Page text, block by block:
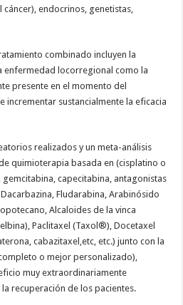
endocrinos, genetistas,
combinado incluyen la
locorregional como la
presente en el momento del
incrementar sustancialmente la eficacia
realizados y un meta-análisis
quimioterapia basada en (cisplatino o
capecitabina, antagonistas
Fludarabina, Arabinósido
Alcaloides de la vinca
Paclitaxel (Taxol®), Docetaxel
cabazitaxel,etc, etc.) junto con la
o mejor personalizado),
muy extraordinariamente
recuperación de los pacientes.